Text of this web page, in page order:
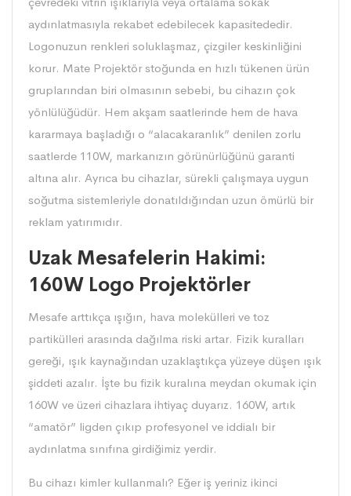
aydınlatmasıyla rekabet edebilecek kapasitededir.
Logonuzun renkleri soluklaşmaz, çizgiler keskinliğini
korur. Mate Projektörstoğunda en hızlı tükenen ürün
gruplarından biri olmasının sebebi, bu cihazın çok
yönlülüğüdür. Hem akşam saatlerinde hem de hava
kararmaya başladığı o “alacakaranlık” denilen zorlu
saatlerde 110W, markanızın görünürlüğünü garanti
altına alır. Ayrıca bu cihazlar, sürekli çalışmaya uygun
soğutma sistemleriyle donatıldığından uzun ömürlü bir
reklam yatırımıdır.
Uzak Mesafelerin Hakimi:
160W Logo Projektörler
Mesafe arttıkça ışığın, hava molekülleri ve toz
partikülleri arasında dağılma riski artar. Fizik kuralları
gereği, ışık kaynağından uzaklaştıkça yüzeye düşen ışık
şiddeti azalır. İşte bu fizik kuralına meydan okumak için
160W ve üzeri cihazlara ihtiyaç duyarız. 160W, artık
“amatör” ligden çıkıp profesyonel ve iddialı bir
aydınlatma sınıfına girdiğimiz yerdir.
Bu cihazı kimler kullanmalı? Eğer iş yeriniz ikinci